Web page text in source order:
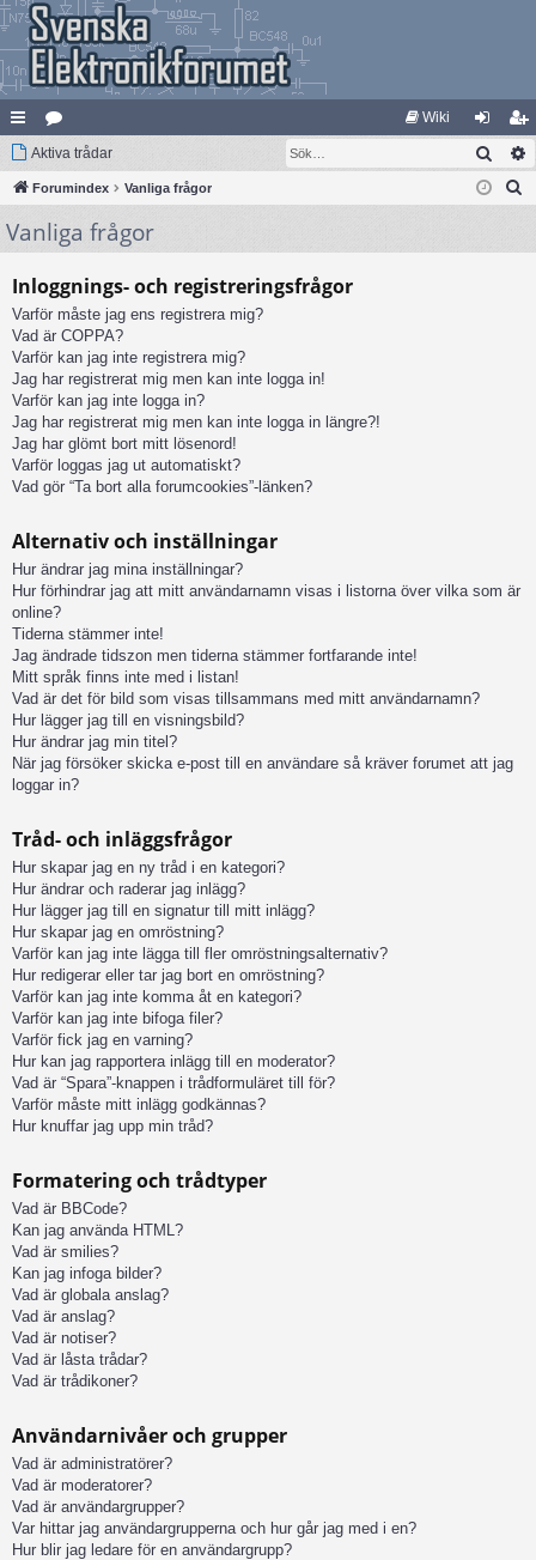
na
bb
lä
ar
at
eg
ori
Wiki
og
ga
li
m
Aktiva trådar Sök
Forumindex Vanliga frågor
Vanliga frågor
Inloggnings- och registreringsfrågor
Varför måste jag ens registrera mig?
Vad är COPPA?
Varför kan jag inte registrera mig?
Jag har registrerat mig men kan inte logga in!
Varför kan jag inte logga in?
Jag har registrerat mig men kan inte logga in längre?!
Jag har glömt bort mitt lösenord!
Varför loggas jag ut automatiskt?
Vad gör “Ta bort alla forumcookies”-länken?
Alternativ och inställningar
Hur ändrar jag mina inställningar?
Hur förhindrar jag att mitt användarnamn visas i listorna över vilka som är
online?
Tiderna stämmer inte!
Jag ändrade tidszon men tiderna stämmer fortfarande inte!
Mitt språk finns inte med i listan!
Vad är det för bild som visas tillsammans med mitt användarnamn?
Hur lägger jag till en visningsbild?
Hur ändrar jag min titel?
När jag försöker skicka e-post till en användare så kräver forumet att jag
loggar in?
Tråd- och inläggsfrågor
Hur skapar jag en ny tråd i en kategori?
Hur ändrar och raderar jag inlägg?
Hur lägger jag till en signatur till mitt inlägg?
Hur skapar jag en omröstning?
Varför kan jag inte lägga till fler omröstningsalternativ?
Hur redigerar eller tar jag bort en omröstning?
Varför kan jag inte komma åt en kategori?
Varför kan jag inte bifoga filer?
Varför fick jag en varning?
Hur kan jag rapportera inlägg till en moderator?
Vad är “Spara”-knappen i trådformuläret till för?
Varför måste mitt inlägg godkännas?
Hur knuffar jag upp min tråd?
Formatering och trådtyper
Vad är BBCode?
Kan jag använda HTML?
Vad är smilies?
Kan jag infoga bilder?
Vad är globala anslag?
Vad är anslag?
Vad är notiser?
Vad är låsta trådar?
Vad är trådikoner?
Användarnivåer och grupper
Vad är administratörer?
Vad är moderatorer?
Vad är användargrupper?
Var hittar jag användargrupperna och hur går jag med i en?
Hur blir jag ledare för en användargrupp?